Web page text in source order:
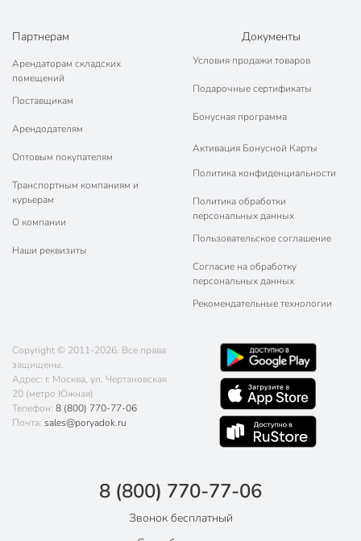
Партнерам
Арендаторам складских
помещений
Поставщикам
Арендодателям
Оптовым покупателям
Транспортным компаниям и
курьерам
О компании
Наши реквизиты
Документы
Условия продажи товаров
Подарочные сертификаты
Бонусная программа
Активация Бонусной Карты
Политика конфиденциальности
Политика обработки
персональных данных
Пользовательское соглашение
Согласие на обработку
персональных данных
Рекомендательные технологии
Copyright © 2011-2026. Все права
защищены.
Адрес: г. Москва, ул. Чертановская
20 (метро Южная)
Телефон: 8 (800) 770-77-06
Почта: sales@poryadok.ru
8 (800) 770-77-06
Звонок бесплатный